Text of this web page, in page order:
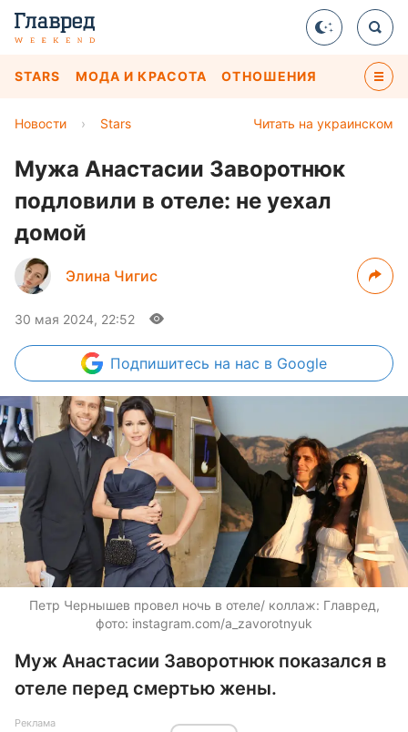
STARS МОДА И КРАСОТА ОТНОШЕНИЯ
Читать на украинском
Новости › Stars
Мужа Анастасии Заворотнюк
подловили в отеле: не уехал
домой
Элина Чигис
30 мая 2024, 22:52
Подпишитесь на нас в Google
Петр Чернышев провел ночь в отеле/ коллаж: Главред,
фото: instagram.com/a_zavorotnyuk
Муж Анастасии Заворотнюк показался в
отеле перед смертью жены.
Реклама